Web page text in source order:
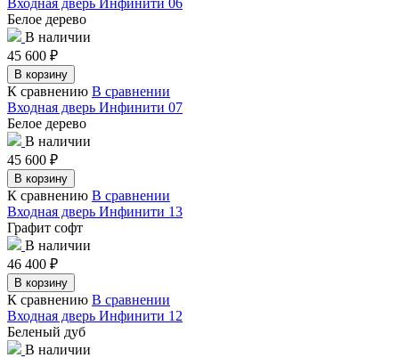
Белое дерево
В наличии
45 600 ₽
В корзину
К сравнению В сравнении
Входная дверь Инфинити 07
Белое дерево
В наличии
45 600 ₽
В корзину
К сравнению В сравнении
Входная дверь Инфинити 13
Графит софт
В наличии
46 400 ₽
В корзину
К сравнению В сравнении
Входная дверь Инфинити 12
Беленый дуб
В наличии